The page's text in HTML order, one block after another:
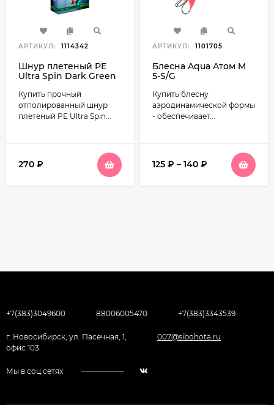
АРТИКУЛ: 1114342
Шнур плетеный PE
Ultra Spin Dark Green
Купить прочный
отполированный шнур
плетеный PE Ultra Spin...
270 ₽
АРТИКУЛ: 1101705
Блесна Aqua Атом M
5-S/G
Купить блесну
аэродинамической формы
- обеспечивает...
125 ₽ – 140 ₽
+7(383)3049600 88006005470 +7(383)3343539
г. Новосибирск, ул. Пасечная, 1,
офис 103
007@sibohota.ru
Мы в соц.сетях